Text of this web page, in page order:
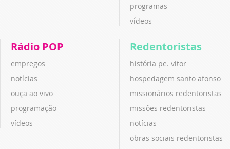
programas
vídeos
Rádio POP
empregos
notícias
ouça ao vivo
programação
vídeos
Redentoristas
história pe. vitor
hospedagem santo afonso
missionários redentoristas
missões redentoristas
notícias
obras sociais redentoristas